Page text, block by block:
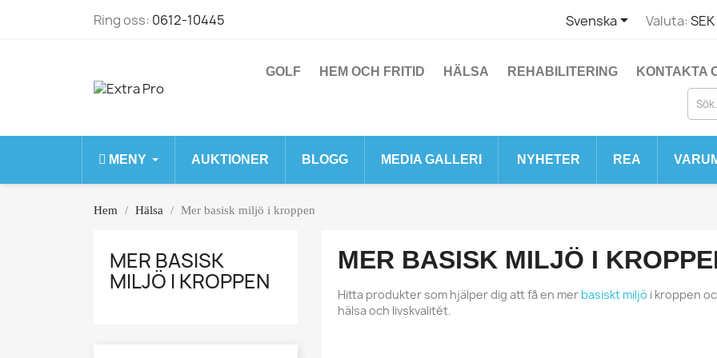
Ring oss: 0612-10445 Svenska Valuta:
GOLF HEM OCH FRITID HÄLSA REHABILITERING KONTAKTA
MENY AUKTIONER BLOGG MEDIA GALLERI NYHETER REA
Hem Hälsa Mer basisk miljö i kroppen
MER BASISK
MILJÖ I KROPPEN
MER BASISK MILJÖ I
Hitta produkter som hjälper dig att få en mer basiskt miljö i kroppen
hälsa och livskvalitét.